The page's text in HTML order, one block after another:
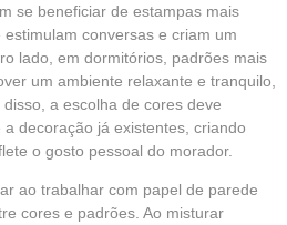
se beneficiar de estampas mais
conversas e criam um
lado, em dormitórios, padrões mais
um ambiente relaxante e tranquilo,
a escolha de cores deve
decoração já existentes, criando
o gosto pessoal do morador.
ao trabalhar com papel de parede
cores e padrões. Ao misturar